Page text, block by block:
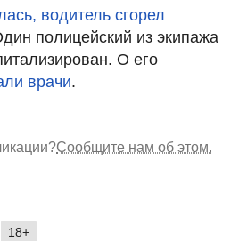
водитель сгорел
полицейский из экипажа
О его
врачи.
Сообщите нам об этом.
18+